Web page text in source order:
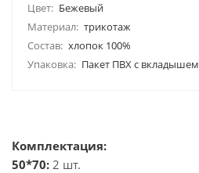
Цвет: Бежевый
Материал: трикотаж
Состав: хлопок 100%
Упаковка: Пакет ПВХ с вкладышем
Комплектация:
50*70: 2 шт.